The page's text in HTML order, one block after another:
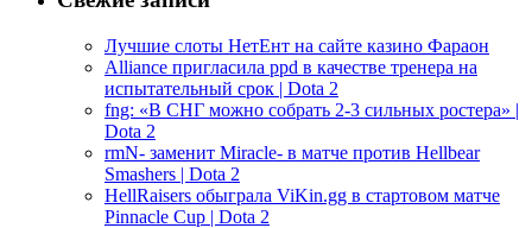
Лучшие слоты НетЕнт на сайте казино Фараон
Alliance пригласила ppd в качестве тренера на
испытательный срок | Dota 2
fng: «В СНГ можно собрать 2-3 сильных ростера» |
Dota 2
rmN- заменит Miracle- в матче против Hellbear
Smashers | Dota 2
HellRaisers обыграла ViKin.gg в стартовом матче
Pinnacle Cup | Dota 2